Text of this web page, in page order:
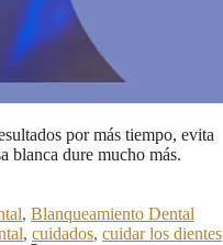
por más tiempo, evita
blanca dure mucho más.
, Blanqueamiento Dental
, cuidados, cuidar los dientes